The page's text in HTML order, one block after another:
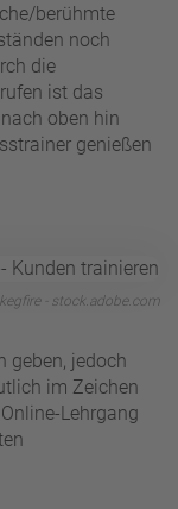
berühmte
noch
die
ist das
oben hin
genießen
- stock.adobe.com
geben, jedoch
im Zeichen
Lehrgang